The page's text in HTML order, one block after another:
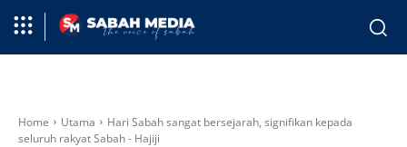
Home Utama
Hari Sabah sangat bersejarah, signifikan kepada
seluruh rakyat Sabah - Hajiji